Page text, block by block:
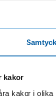
kakor
kakor i